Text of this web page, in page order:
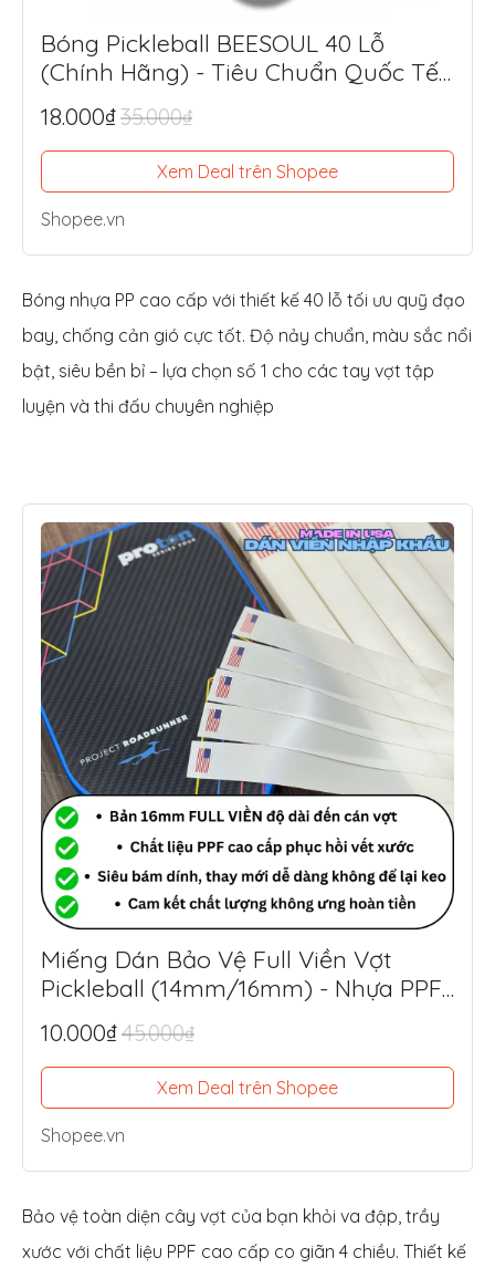
Bóng Pickleball BEESOUL 40 Lỗ
(Chính Hãng) - Tiêu Chuẩn Quốc Tế,
Chuyên Thi Đấu & Tập Luyện Ngoài
Trời
18.000₫35.000₫
Xem Deal trên Shopee
Shopee.vn
Bóng nhựa PP cao cấp với thiết kế 40 lỗ tối ưu quỹ đạo
bay, chống cản gió cực tốt. Độ nảy chuẩn, màu sắc nổi
bật, siêu bền bỉ – lựa chọn số 1 cho các tay vợt tập
luyện và thi đấu chuyên nghiệp
Miếng Dán Bảo Vệ Full Viền Vợt
Pickleball (14mm/16mm) - Nhựa PPF
Mỹ Siêu Dày 8.5mil
10.000₫45.000₫
Xem Deal trên Shopee
Shopee.vn
Bảo vệ toàn diện cây vợt của bạn khỏi va đập, trầy
xước với chất liệu PPF cao cấp co giãn 4 chiều. Thiết kế